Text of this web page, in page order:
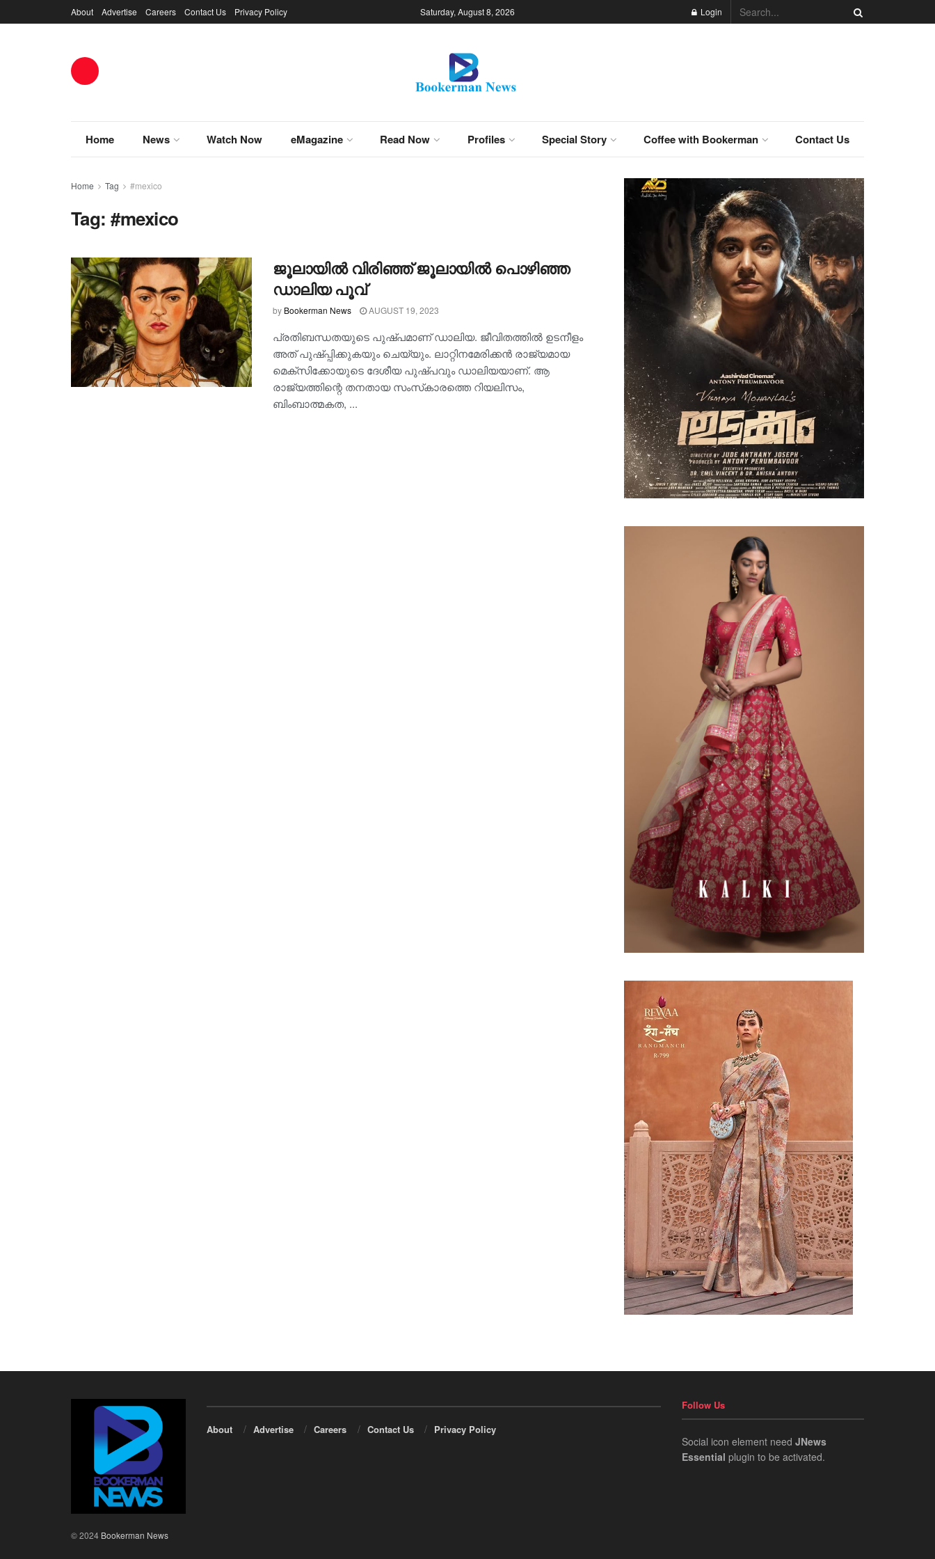
About Advertise Careers Contact Us Privacy Policy Saturday, August 8, 2026 Login
Home News Watch Now eMagazine Read Now Profiles Special Story Coffee with Bookerman Contact Us
Home Tag #mexico
Tag:#mexico
ജൂലായില്‍ വിരിഞ്ഞ് ജൂലായില്‍ പൊഴിഞ്ഞ
ഡാലിയ പൂവ്
by Bookerman News AUGUST 19, 2023
പ്രതിബന്ധതയുടെ പുഷ്പമാണ് ഡാലിയ. ജീവിതത്തില്‍ ഉടനീളം
അത് പുഷ്പ്പിക്കുകയും ചെയ്യും. ലാറ്റിനമേരിക്കന്‍ രാജ്യമായ
മെക്‌സിക്കോയുടെ ദേശീയ പുഷ്പവും ഡാലിയയാണ്. ആ
രാജ്യത്തിന്റെ തനതായ സംസ്‌കാരത്തെ റിയലിസം,
ബിംബാത്മകത, ...
© 2024 Bookerman News
About Advertise Careers Contact Us Privacy Policy
Follow Us
Social icon element need JNews
Essential plugin to be activated.